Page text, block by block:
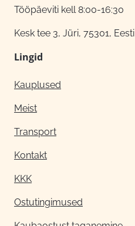
Tööpäeviti kell 8:00-16:30
Kesk tee 3, Jüri, 75301, Eesti
Lingid
Kauplused
Meist
Transport
Kontakt
KKK
Ostutingimused